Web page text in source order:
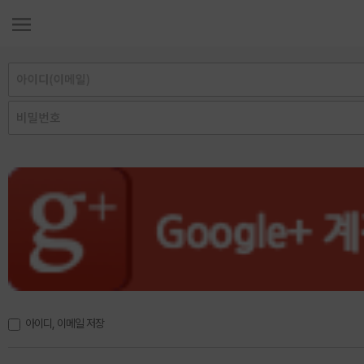
아이디, 이메일 저장